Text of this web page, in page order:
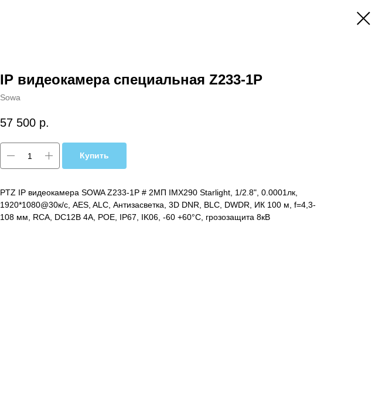
IP видеокамера специальная Z233-1P
Sowa
57 500 р.
Купить
PTZ IP видеокамера SOWA Z233-1P # 2МП IMX290 Starlight, 1/2.8", 0.0001лк,
1920*1080@30к/с, AES, ALC, Антизасветка, 3D DNR, BLC, DWDR, ИК 100 м, f=4,3-
108 мм, RCA, DC12В 4A, POE, IP67, IK06, -60 +60°С, грозозащита 8кВ